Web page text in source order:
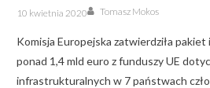
Posted
on
10 kwietnia 2020 Author
Tomasz Mokos
Komisja Europejska zatwierdziła
ponad 1,4 mld euro z funduszy UE
infrastrukturalnych w 7 państwach